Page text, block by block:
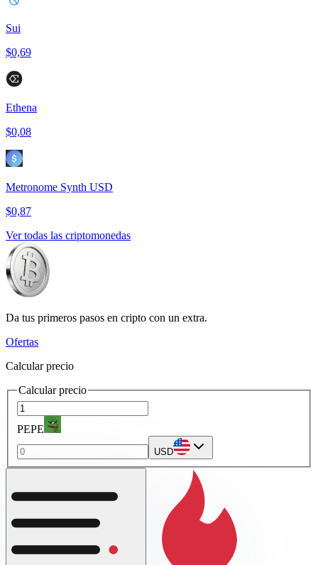
Sui
$0,69
Ethena
$0,08
Metronome Synth USD
$0,87
Ver todas las criptomonedas
Da tus primeros pasos en cripto con un extra.
Ofertas
Calcular precio
Calcular precio
PEPE
USD